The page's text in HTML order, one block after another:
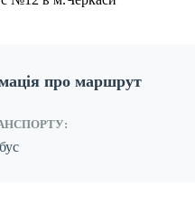
про маршрут